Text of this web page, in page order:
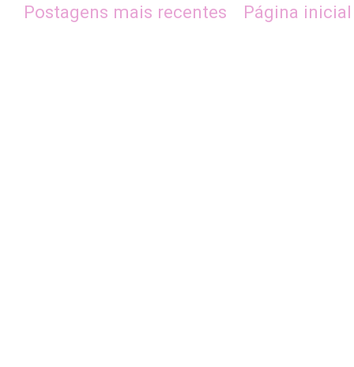
Postagens mais recentes Página inicial